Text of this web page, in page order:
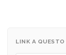
LINK A